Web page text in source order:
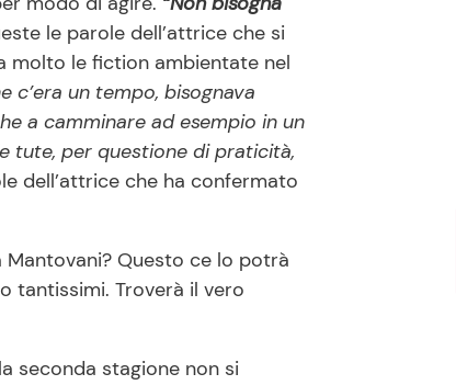
le parole dell’attrice che si
molto le fiction ambientate nel
c’era un tempo, bisognava
a camminare ad esempio in un
tute, per questione di praticità,
dell’attrice che ha confermato
Mantovani? Questo ce lo potrà
tantissimi. Troverà il vero
seconda stagione non si